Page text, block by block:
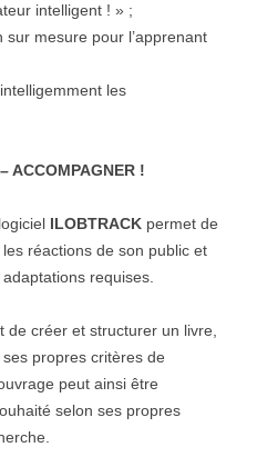
intelligent ! » ;
sur mesure pour l’apprenant
les
ACCOMPAGNER !
ILOBTRACK permet de
réactions de son public et
requises.
de créer et structurer un livre,
propres critères de
peut ainsi être
selon ses propres